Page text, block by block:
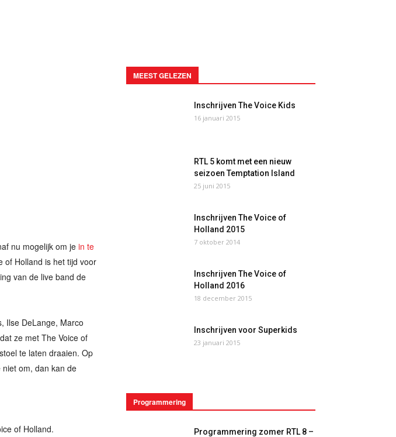
nu mogelijk om je in te
of Holland is het tijd voor
van de live band de
Ilse DeLange, Marco
ze met The Voice of
te laten draaien. Op
om, dan kan de
of Holland.
MEEST GELEZEN
Inschrijven The Voice Kids
16 januari 2015
RTL 5 komt met een nieuw
seizoen Temptation Island
25 juni 2015
Inschrijven The Voice of
Holland 2015
7 oktober 2014
Inschrijven The Voice of
Holland 2016
18 december 2015
Inschrijven voor Superkids
23 januari 2015
Programmering
Programmering zomer RTL 8 –